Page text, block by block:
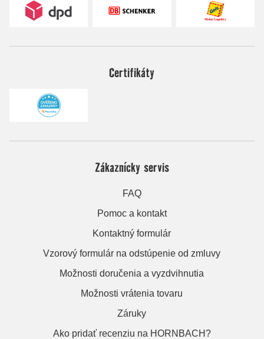
Certifikáty
Zákaznícky servis
FAQ
Pomoc a kontakt
Kontaktný formulár
Vzorový formulár na odstúpenie od zmluvy
Možnosti doručenia a vyzdvihnutia
Možnosti vrátenia tovaru
Záruky
Ako pridať recenziu na HORNBACH?